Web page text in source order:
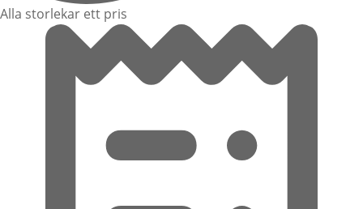
Alla storlekar ett pris